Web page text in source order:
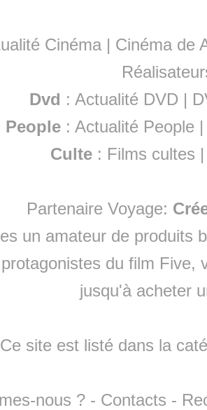
Cinéma | Cinéma de
Dvd : Actualité DVD |
People :Actualité People
Culte : Films cultes
Partenaire Voyage:
un amateur de produits
du film Five,
jusqu'à acheter
Ce site est listé dans la
nous ? - Contacts -